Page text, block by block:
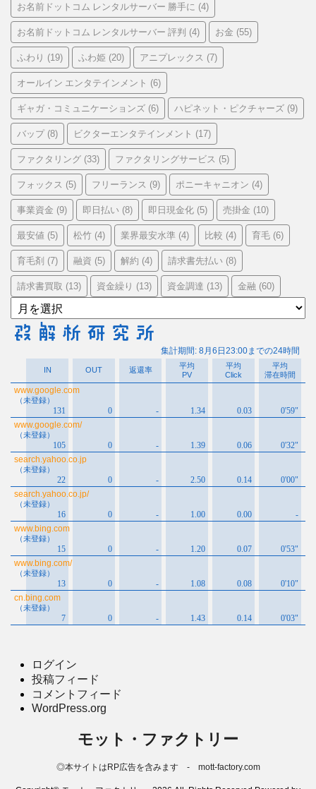
お名前ドットコム レンタルサーバー 勝手に (4)
お名前ドットコム レンタルサーバー 評判 (4) お金 (55)
ふわり (19) ふわ姫 (20) アニプレックス (7)
オールイン エンタテインメント (6)
ギャガ・コミュニケーションズ (6) ハピネット・ピクチャーズ (9)
バップ(8) ビクターエンタテインメント (17)
ファクタリング (33) ファクタリングサービス (5)
フォックス (5) フリーランス (9) ポニーキャニオン (4)
事業資金 (9) 即日払い (8) 即日現金化 (5) 売掛金 (10)
最安値 (5) 松竹 (4) 業界最安水準 (4) 比較 (4) 育毛 (6)
育毛剤 (7) 融資 (5) 解約 (4) 請求書先払い (8)
請求書買取 (13) 資金繰り (13) 資金調達 (13) 金融 (60)
ア
ー
カ
ログイン
投稿フィード
コメントフィード
WordPress.org
モット・ファクトリー
◎本サイトはRP広告を含みます - mott-factory.com